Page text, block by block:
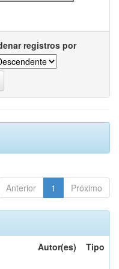
registros por
Anterior 1 Próximo
Autor(es) Tipo